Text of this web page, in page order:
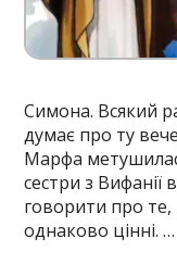
Симона. Всякий
думає про ту
Марфа
сестри з
говорити про те,
однаково цінні. …